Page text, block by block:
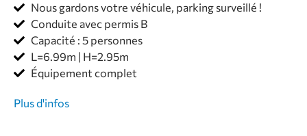
Nous gardons votre véhicule, parking surveillé !
Conduite avec permis B
Capacité : 5 personnes
L=6.99m | H=2.95m
Équipement complet
Plus d'infos